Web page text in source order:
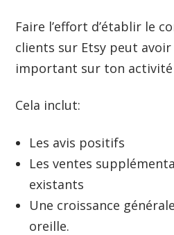
Faire l’effort d’établir le
clients sur Etsy peut
important sur ton activité
Cela inclut:
Les avis positifs
Les ventes
existants
Une croissance
oreille.